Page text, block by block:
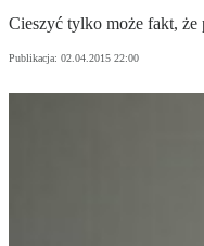
Cieszyć tylko może fakt,
Publikacja: 02.04.2015 22:00